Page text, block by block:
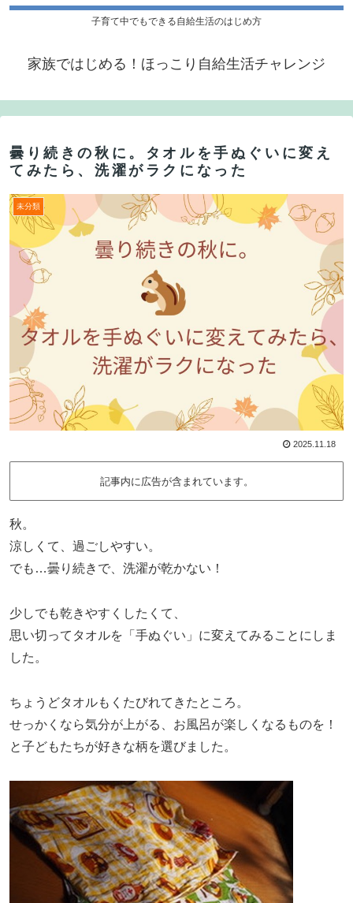
子育て中でもできる自給生活のはじめ方
家族ではじめる！ほっこり自給生活チャレンジ
曇り続きの秋に。タオルを手ぬぐいに変え
てみたら、洗濯がラクになった
未分類
2025.11.18
記事内に広告が含まれています。
秋。
涼しくて、過ごしやすい。
でも…曇り続きで、洗濯が乾かない！
少しでも乾きやすくしたくて、
思い切ってタオルを「手ぬぐい」に変えてみることにしま
した。
ちょうどタオルもくたびれてきたところ。
せっかくなら気分が上がる、お風呂が楽しくなるものを！
と子どもたちが好きな柄を選びました。